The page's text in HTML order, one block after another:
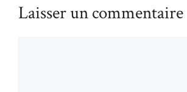
Laisser un commentaire